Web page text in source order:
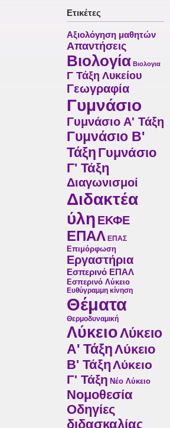
Ετικέτες
Αξιολόγηση μαθητών
Απαντήσεις
Βιολογία Βιολογια
Γ Τάξη Λυκείου
Γεωγραφία
Γυμνάσιο
Γυμνάσιο Α' Τάξη
Γυμνάσιο Β'
Τάξη Γυμνάσιο
Γ' Τάξη
Διαγωνισμοί
Διδακτέα
ύλη ΕΚΦΕ
ΕΠΑΛ ΕΠΑΣ
Επιμόρφωση
Εργαστήρια
Εσπερινό ΕΠΑΛ
Εσπερινό Λύκειο
Ευθύγραμμη κίνηση
Θέματα
Θερμοδυναμική
ΛύκειοΛύκειο
Α' ΤάξηΛύκειο
Β' ΤάξηΛύκειο
Γ' Τάξη Νέο Λύκειο
Νομοθεσία
Οδηγίες
διδασκαλίας